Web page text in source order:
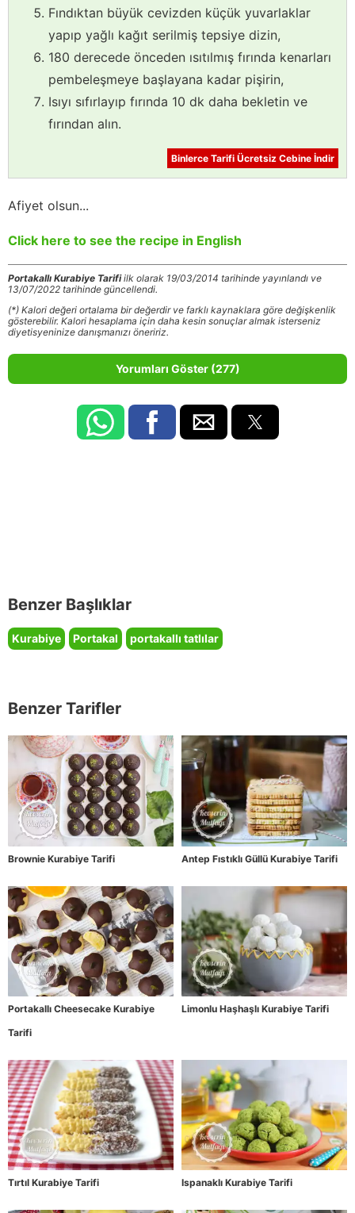
Fındıktan büyük cevizden küçük yuvarlaklar
yapıp yağlı kağıt serilmiş tepsiye dizin,
180 derecede önceden ısıtılmış fırında kenarları
pembeleşmeye başlayana kadar pişirin,
Isıyı sıfırlayıp fırında 10 dk daha bekletin ve
fırından alın.
Binlerce Tarifi Ücretsiz Cebine İndir
Afiyet olsun...
Click here to see the recipe in English
Portakallı Kurabiye Tarifiilk olarak 19/03/2014 tarihinde yayınlandı ve
13/07/2022 tarihinde güncellendi.
(*) Kalori değeri ortalama bir değerdir ve farklı kaynaklara göre değişkenlik
gösterebilir. Kalori hesaplama için daha kesin sonuçlar almak isterseniz
diyetisyeninize danışmanızı öneririz.
Yorumları Göster (277)
Benzer Başlıklar
Kurabiye Portakal portakallı tatlılar
Benzer Tarifler
Brownie Kurabiye Tarifi Antep Fıstıklı Güllü Kurabiye Tarifi
Portakallı Cheesecake Kurabiye
Tarifi
Limonlu Haşhaşlı Kurabiye Tarifi
Tırtıl Kurabiye Tarifi Ispanaklı Kurabiye Tarifi